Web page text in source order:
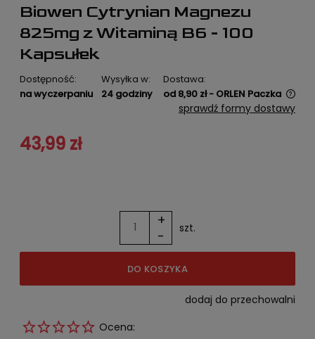
Biowen Cytrynian Magnezu
825mg z Witaminą B6 - 100
Kapsułek
Dostępność:
na wyczerpaniu
Wysyłka w:
24 godziny
Dostawa:
od 8,90 zł - ORLEN Paczka
Cena nie zawiera ewentualnych kosztów płatności
sprawdź formy dostawy
43,99 zł
-
+ szt.
DO KOSZYKA
dodaj do przechowalni
Ocena: